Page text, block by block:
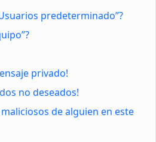
predeterminado”?
privado!
no deseados!
de alguien en este